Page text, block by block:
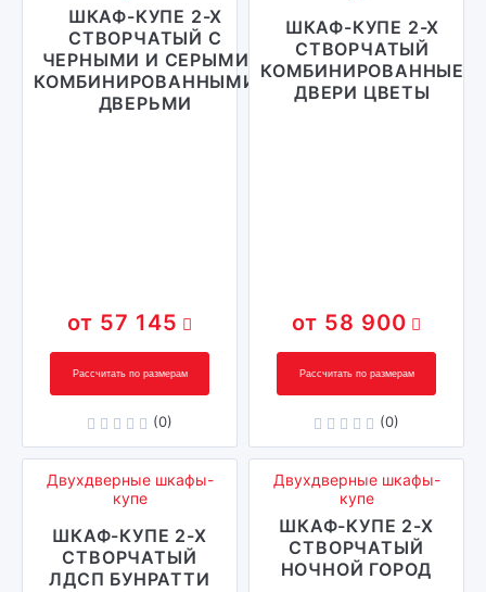
ШКАФ-КУПЕ 2-Х
СТВОРЧАТЫЙ С
ЧЕРНЫМИ И СЕРЫМИ
КОМБИНИРОВАННЫМИ
ДВЕРЬМИ
57 145
Рассчитать по размерам
(0)
ШКАФ-КУПЕ 2-Х
СТВОРЧАТЫЙ
КОМБИНИРОВАННЫЕ
ДВЕРИ ЦВЕТЫ
58 900
Рассчитать по размерам
(0)
Двухдверные шкафы-
купе
ШКАФ-КУПЕ 2-Х
СТВОРЧАТЫЙ
ЛДСП БУНРАТТИ
Двухдверные шкафы-
купе
ШКАФ-КУПЕ 2-Х
СТВОРЧАТЫЙ
НОЧНОЙ ГОРОД